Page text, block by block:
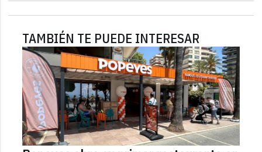
TAMBIÉN TE PUEDE INTERESAR